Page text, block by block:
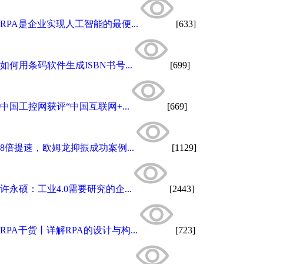
RPA是企业实现人工智能的最便... [633]
如何用条码软件生成ISBN书号... [699]
中国工控网获评“中国互联网+... [669]
8倍提速，欧姆龙抑振成功案例... [1129]
许永硕：工业4.0需要研究的企... [2443]
RPA干货丨详解RPA的设计与构... [723]